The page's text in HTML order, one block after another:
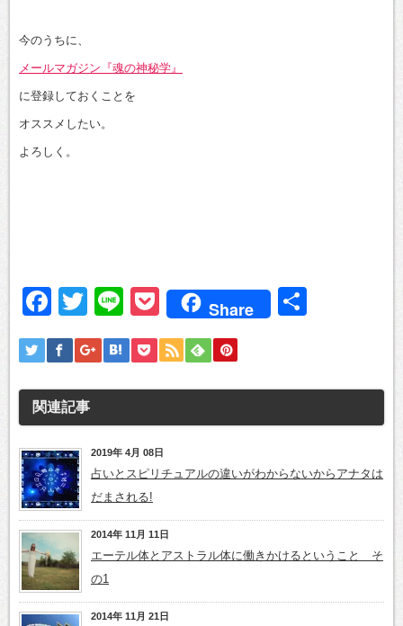
今のうちに、
メールマガジン『魂の神秘学』
に登録しておくことを
オススメしたい。
よろしく。
Facebook
Twitter
LinePocket
Share
関連記事
2019年 4月 08日
占いとスピリチュアルの違いがわからないからアナタは
だまされる!
2014年 11月 11日
エーテル体とアストラル体に働きかけるということ そ
の1
2014年 11月 21日